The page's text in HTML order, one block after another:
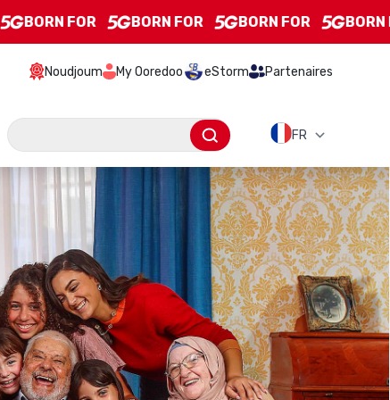
BORN FOR BORN FOR BORN FOR BORN
Noudjoum My Ooredoo eStorm Partenaires
Barre de recherche